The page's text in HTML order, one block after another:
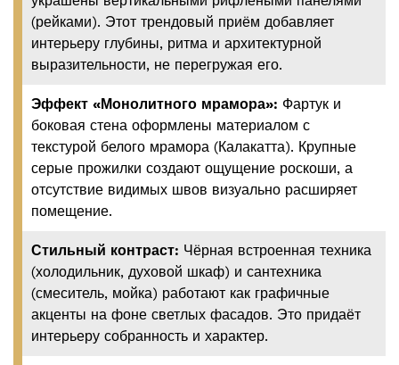
(рейками). Этот трендовый приём добавляет
интерьеру глубины, ритма и архитектурной
выразительности, не перегружая его.
Эффект «Монолитного мрамора»: Фартук и
боковая стена оформлены материалом с
текстурой белого мрамора (Калакатта). Крупные
серые прожилки создают ощущение роскоши, а
отсутствие видимых швов визуально расширяет
помещение.
Стильный контраст: Чёрная встроенная техника
(холодильник, духовой шкаф) и сантехника
(смеситель, мойка) работают как графичные
акценты на фоне светлых фасадов. Это придаёт
интерьеру собранность и характер.